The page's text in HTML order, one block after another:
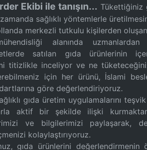
Ekibi ile tanışın... Tükettiğiniz
sağlıklı yöntemlerle
merkezli tutkulu kişilerden
alanında uzmanlardan
satılan gıda ürünlerinin
titizlikle inceliyor ve ne
için her ürünü, İslami
göre değerlendiriyoruz.
gıda üretim uygulamalarını
aktif bir şekilde ilişki
ve bilgilerimizi paylaşarak,
kolaylaştırıyoruz.
gıda ürünlerini değerlendirmenin